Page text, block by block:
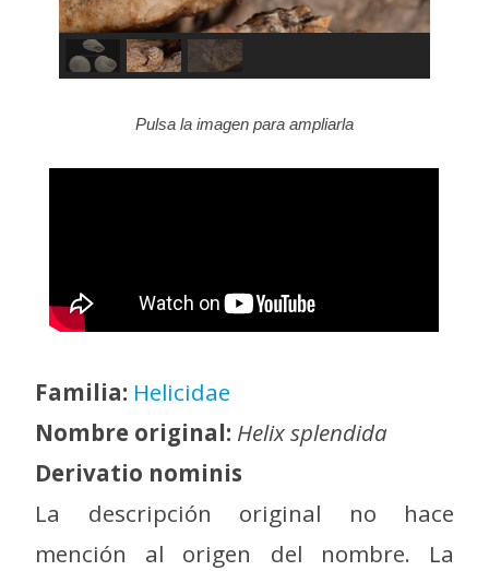
Pulsa la imagen para ampliarla
Familia: Helicidae
Nombre original: Helix splendida
Derivatio nominis
La descripción original no hace
mención al origen del nombre. La